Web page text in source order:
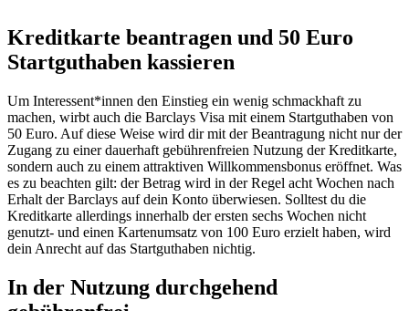
Kreditkarte beantragen und 50 Euro
Startguthaben kassieren
Um Interessent*innen den Einstieg ein wenig schmackhaft zu
machen, wirbt auch die Barclays Visa mit einem Startguthaben von
50 Euro. Auf diese Weise wird dir mit der Beantragung nicht nur der
Zugang zu einer dauerhaft gebührenfreien Nutzung der Kreditkarte,
sondern auch zu einem attraktiven Willkommensbonus eröffnet. Was
es zu beachten gilt: der Betrag wird in der Regel acht Wochen nach
Erhalt der Barclays auf dein Konto überwiesen. Solltest du die
Kreditkarte allerdings innerhalb der ersten sechs Wochen nicht
genutzt- und einen Kartenumsatz von 100 Euro erzielt haben, wird
dein Anrecht auf das Startguthaben nichtig.
In der Nutzung durchgehend